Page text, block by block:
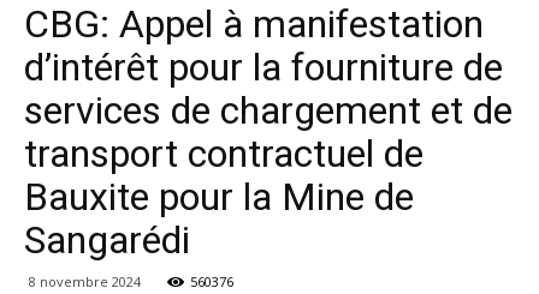
CBG: Appel à manifestation
d’intérêt pour la fourniture de
services de chargement et de
transport contractuel de
Bauxite pour la Mine de
Sangarédi
8 novembre 2024 560376